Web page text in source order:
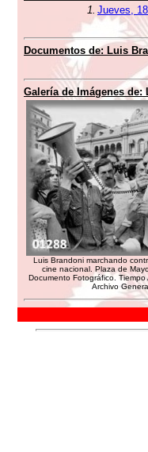
1. Jueves,
Documentos de: Luis
Galería de Imágenes de:
Luis Brandoni marchando
cine nacional. Plaza de
Documento Fotográfico.
Archivo